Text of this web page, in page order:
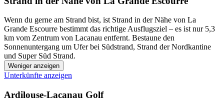
Wenn du gerne am Strand bist, ist Strand in der Nähe von La
Grande Escourre bestimmt das richtige Ausflugsziel – es ist nur 5,3
km vom Zentrum von Lacanau entfernt. Bestaune den
Sonnenuntergang um Ufer bei Südstrand, Strand der Nordkantine
und Super Süd Strand.
Weniger anzeigen
Unterkünfte anzeigen
Ardilouse-Lacanau Golf